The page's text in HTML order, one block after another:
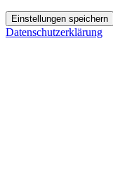
Einstellungen speichern
Datenschutzerklärung